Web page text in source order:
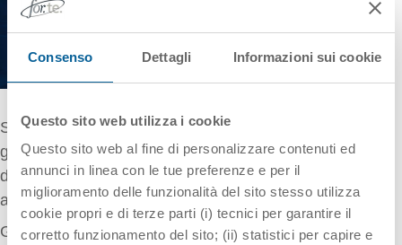
Consenso Dettagli Informazioni sui cookie
Questo sito web utilizza i cookie
Questo sito web al fine di personalizzare contenuti ed
annunci in linea con le tue preferenze e per il
miglioramento delle funzionalità del sito stesso utilizza
cookie propri e di terze parti (i) tecnici per garantire il
corretto funzionamento del sito; (ii) statistici per capire e
Si informa che nella seduta del CdA del 25
giugno 2025, il Consiglio di Amministrazione ha
deliberato gli elenchi dei Piani finanziati relativi
all’ Avviso 1/23 Politiche attive
Gli elenchi dei Piani finanziati sono consultabili